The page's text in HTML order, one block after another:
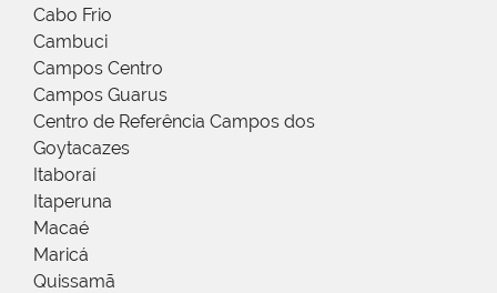
Cabo Frio
Cambuci
Campos Centro
Campos Guarus
Centro de Referência Campos dos
Goytacazes
Itaboraí
Itaperuna
Macaé
Maricá
Quissamã